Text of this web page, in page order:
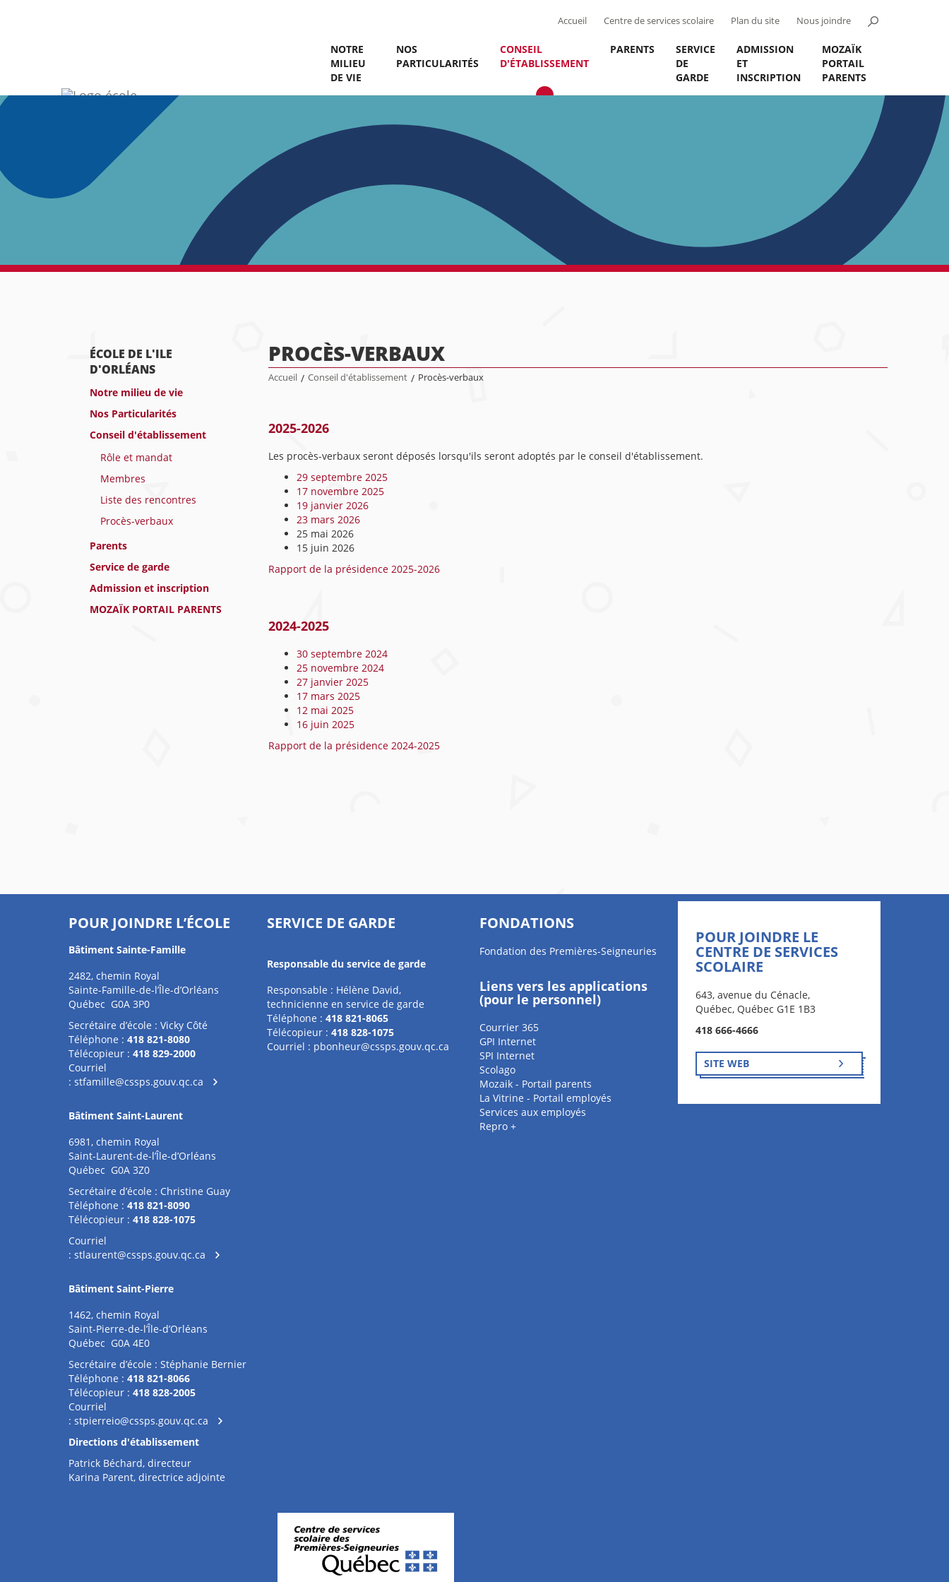
Accueil Centre de services scolaire Plan du site Nous joindre
NOTRE
MILIEU
DE VIE
NOS
PARTICULARITÉS
CONSEIL
D'ÉTABLISSEMENT
PARENTS
SERVICE
DE
GARDE
ADMISSION
ET
INSCRIPTION
MOZAÏK
PORTAIL
PARENTS
ÉCOLE DE L'ILE
D'ORLÉANS
Notre milieu de vie
Nos Particularités
Conseil d'établissement
Rôle et mandat
Membres
Liste des rencontres
Procès-verbaux
Parents
Service de garde
Admission et inscription
MOZAÏK PORTAIL PARENTS
PROCÈS-VERBAUX
Accueil / Conseil d'établissement / Procès-verbaux
2025-2026
Les procès-verbaux seront déposés lorsqu'ils seront adoptés par le conseil d'établissement.
29 septembre 2025
17 novembre 2025
19 janvier 2026
23 mars 2026
25 mai 2026
15 juin 2026
Rapport de la présidence 2025-2026
2024-2025
30 septembre 2024
25 novembre 2024
27 janvier 2025
17 mars 2025
12 mai 2025
16 juin 2025
Rapport de la présidence 2024-2025
POUR JOINDRE L’ÉCOLE
Bâtiment Sainte-Famille
2482, chemin Royal
Sainte-Famille-de-l’Île-d’Orléans
Québec G0A 3P0
Secrétaire d’école : Vicky Côté
Téléphone : 418 821-8080
Télécopieur : 418 829-2000
Courriel
: stfamille@cssps.gouv.qc.ca
Bâtiment Saint-Laurent
6981, chemin Royal
Saint-Laurent-de-l’Île-d’Orléans
Québec G0A 3Z0
Secrétaire d’école : Christine Guay
Téléphone : 418 821-8090
Télécopieur : 418 828-1075
Courriel
: stlaurent@cssps.gouv.qc.ca
Bâtiment Saint-Pierre
1462, chemin Royal
Saint-Pierre-de-l’Île-d’Orléans
Québec G0A 4E0
Secrétaire d’école : Stéphanie Bernier
Téléphone : 418 821-8066
Télécopieur : 418 828-2005
Courriel
: stpierreio@cssps.gouv.qc.ca
Directions d'établissement
Patrick Béchard, directeur
Karina Parent, directrice adjointe
SERVICE DE GARDE
Responsable du service de garde
Responsable : Hélène David,
technicienne en service de garde
Téléphone : 418 821-8065
Télécopieur : 418 828-1075
Courriel : pbonheur@cssps.gouv.qc.ca
FONDATIONS
Fondation des Premières-Seigneuries
Liens vers les applications
(pour le personnel)
Courrier 365
GPI Internet
SPI Internet
Scolago
Mozaik - Portail parents
La Vitrine - Portail employés
Services aux employés
Repro +
POUR JOINDRE LE
CENTRE DE SERVICES
SCOLAIRE
643, avenue du Cénacle,
Québec, Québec G1E 1B3
418 666-4666
SITE WEB